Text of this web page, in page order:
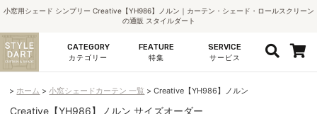
小窓用シェード シンプリー Creative【YH986】ノルン｜カーテン・シェード・ロールスクリーン
の通販 スタイルダート
CATEGORY
カテゴリー
FEATURE
特集
SERVICE
サービス
ホーム 小窓シェードカーテン 一覧 Creative【YH986】ノルン
Creative【YH986】ノルン サイズオーダー